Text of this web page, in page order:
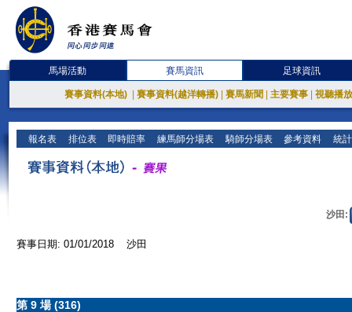
馬場活動 賽馬資訊 足球資訊
賽事資料(本地) 賽事資料(越洋轉播) 賽馬新聞 主要賽事 視聽播
報名表 排位表 即時賠率 練馬師分場表 騎師分場表 參考資料 統
沙田:
賽事日期: 01/01/2018 沙田
第 9 場 (316)